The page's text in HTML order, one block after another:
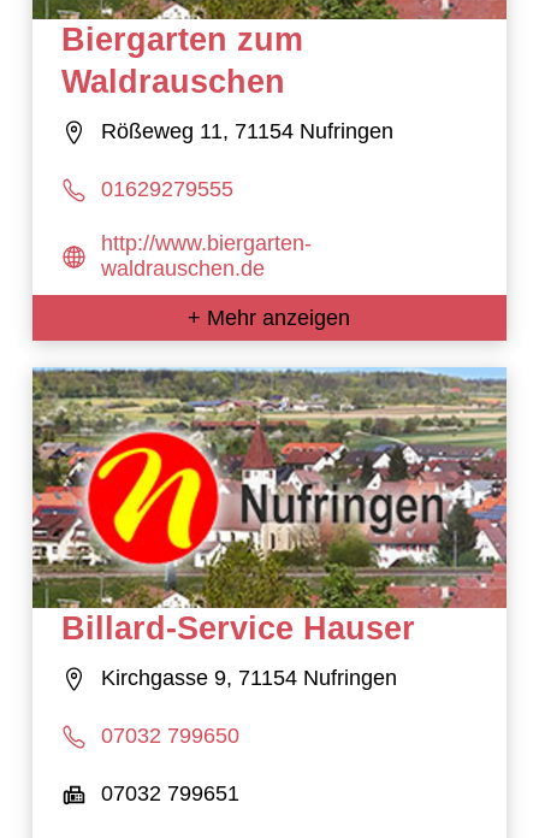
Biergarten zum
Waldrauschen
Rößeweg 11, 71154 Nufringen
01629279555
http://www.biergarten-
waldrauschen.de
+ Mehr anzeigen
Billard-Service Hauser
Kirchgasse 9, 71154 Nufringen
07032 799650
07032 799651